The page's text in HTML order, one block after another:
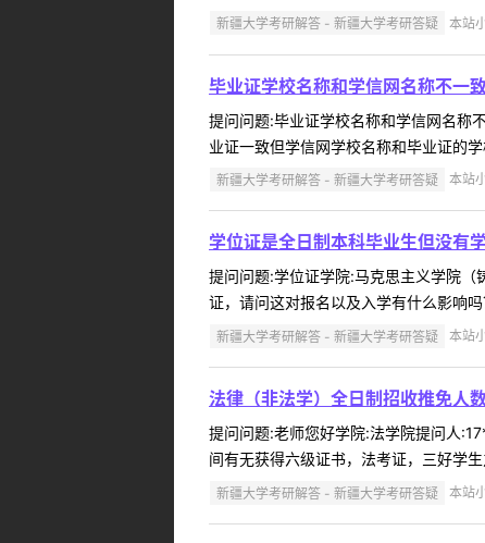
新疆大学考研解答 - 新疆大学考研答疑 本站
毕业证学校名称和学信网名称不一
提问问题:毕业证学校名称和学信网名
业证一致但学信网学校名称和毕业证的
新疆大学考研解答 - 新疆大学考研答疑 本站
学位证是全日制本科毕业生但没有
提问问题:学位证学院:马克思主义学院
证，请问这对报名以及入学有什么影响
新疆大学考研解答 - 新疆大学考研答疑 本站
法律（非法学）全日制招收推免人
提问问题:老师您好学院:法学院提问人
间有无获得六级证书，法考证，三好学
新疆大学考研解答 - 新疆大学考研答疑 本站